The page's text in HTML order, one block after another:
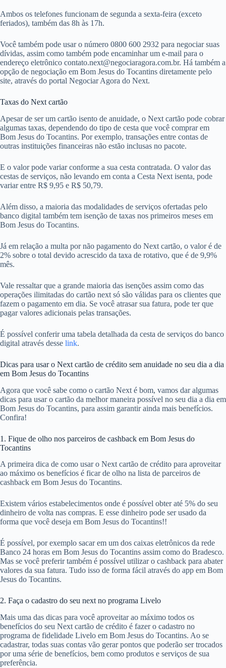
Ambos os telefones funcionam de segunda a sexta-feira (exceto
feriados), também das 8h às 17h.
Você também pode usar o número 0800 600 2932 para negociar suas
dívidas, assim como também pode encaminhar um e-mail para o
endereço eletrônico contato.next@negociaragora.com.br. Há também a
opção de negociação em Bom Jesus do Tocantins diretamente pelo
site, através do portal Negociar Agora do Next.
Taxas do Next cartão
Apesar de ser um cartão isento de anuidade, o Next cartão pode cobrar
algumas taxas, dependendo do tipo de cesta que você comprar em
Bom Jesus do Tocantins. Por exemplo, transações entre contas de
outras instituições financeiras não estão inclusas no pacote.
E o valor pode variar conforme a sua cesta contratada. O valor das
cestas de serviços, não levando em conta a Cesta Next isenta, pode
variar entre R$ 9,95 e R$ 50,79.
Além disso, a maioria das modalidades de serviços ofertadas pelo
banco digital também tem isenção de taxas nos primeiros meses em
Bom Jesus do Tocantins.
Já em relação a multa por não pagamento do Next cartão, o valor é de
2% sobre o total devido acrescido da taxa de rotativo, que é de 9,9%
mês.
Vale ressaltar que a grande maioria das isenções assim como das
operações ilimitadas do cartão next só são válidas para os clientes que
fazem o pagamento em dia. Se você atrasar sua fatura, pode ter que
pagar valores adicionais pelas transações.
É possível conferir uma tabela detalhada da cesta de serviços do banco
digital através desse link.
Dicas para usar o Next cartão de crédito sem anuidade no seu dia a dia
em Bom Jesus do Tocantins
Agora que você sabe como o cartão Next é bom, vamos dar algumas
dicas para usar o cartão da melhor maneira possível no seu dia a dia em
Bom Jesus do Tocantins, para assim garantir ainda mais benefícios.
Confira!
1. Fique de olho nos parceiros de cashback em Bom Jesus do
Tocantins
A primeira dica de como usar o Next cartão de crédito para aproveitar
ao máximo os benefícios é ficar de olho na lista de parceiros de
cashback em Bom Jesus do Tocantins.
Existem vários estabelecimentos onde é possível obter até 5% do seu
dinheiro de volta nas compras. E esse dinheiro pode ser usado da
forma que você deseja em Bom Jesus do Tocantins!!
É possível, por exemplo sacar em um dos caixas eletrônicos da rede
Banco 24 horas em Bom Jesus do Tocantins assim como do Bradesco.
Mas se você preferir também é possível utilizar o cashback para abater
valores da sua fatura. Tudo isso de forma fácil através do app em Bom
Jesus do Tocantins.
2. Faça o cadastro do seu next no programa Livelo
Mais uma das dicas para você aproveitar ao máximo todos os
benefícios do seu Next cartão de crédito é fazer o cadastro no
programa de fidelidade Livelo em Bom Jesus do Tocantins. Ao se
cadastrar, todas suas contas vão gerar pontos que poderão ser trocados
por uma série de benefícios, bem como produtos e serviços de sua
preferência.